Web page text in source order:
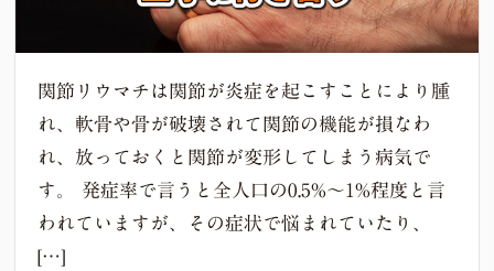
関節リウマチは関節が炎症を起こすことにより腫
れ、軟骨や骨が破壊されて関節の機能が損なわ
れ、放っておくと関節が変形してしまう病気で
す。 発症率で言うと全人口の0.5%〜1%程度と言
われていますが、その症状で悩まれていたり、
[…]